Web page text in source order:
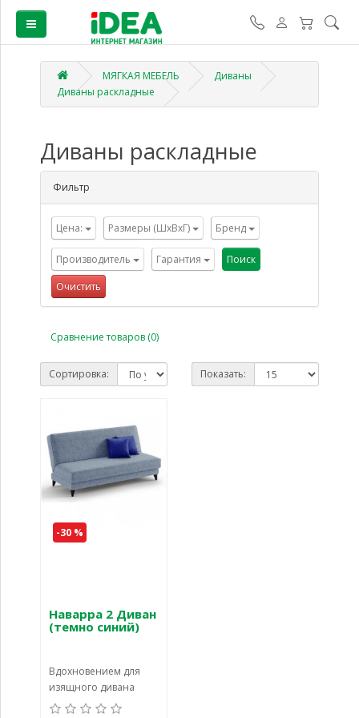
МЯГКАЯ МЕБЕЛЬ
Диваны
Диваны раскладные
Диваны раскладные
Фильтр
Цена: Размеры (ШхВхГ) Бренд
Производитель Гарантия
Поиск
Очистить
Сравнение товаров (0)
Сортировка: Показать:
-30 %
Наварра 2 Диван
(темно синий)
Вдохновением для
изящного дивана
Наварра 2 БД